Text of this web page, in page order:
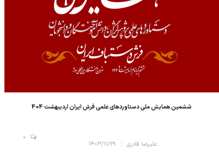
ششمین همایش ملی دستاوردهای علمی فرش ایران اردیبهشت 404
علیرضا قادری ۱۴۰۳/۱۱/۲۹
0